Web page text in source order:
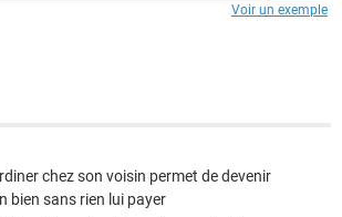
Voir un exemple
chez son voisin permet de devenir
bien sans rien lui payer